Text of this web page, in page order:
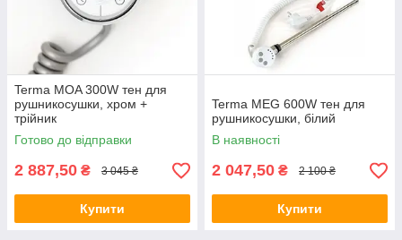
Terma MOA 300W тен для
рушникосушки, хром +
трійник
Готово до відправки
2 887,50 ₴ 3 045 ₴
Купити
Terma MEG 600W тен для
рушникосушки, білий
В наявності
2 047,50 ₴ 2 100 ₴
Купити